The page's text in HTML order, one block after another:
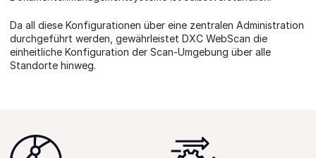
Da all diese Konfigurationen über eine zentralen Administration
durchgeführt werden, gewährleistet DXC WebScan die
einheitliche Konfiguration der Scan-Umgebung über alle
Standorte hinweg.